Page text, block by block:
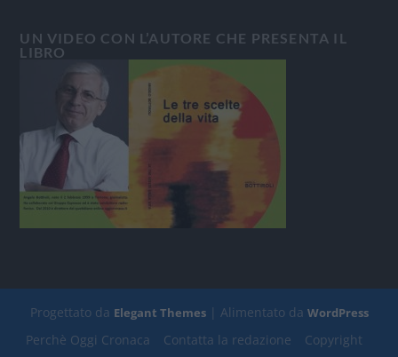
UN VIDEO CON L’AUTORE CHE PRESENTA IL
LIBRO
Progettato da Elegant Themes| Alimentato da WordPress
Perchè Oggi Cronaca Contatta la redazione
Copyright